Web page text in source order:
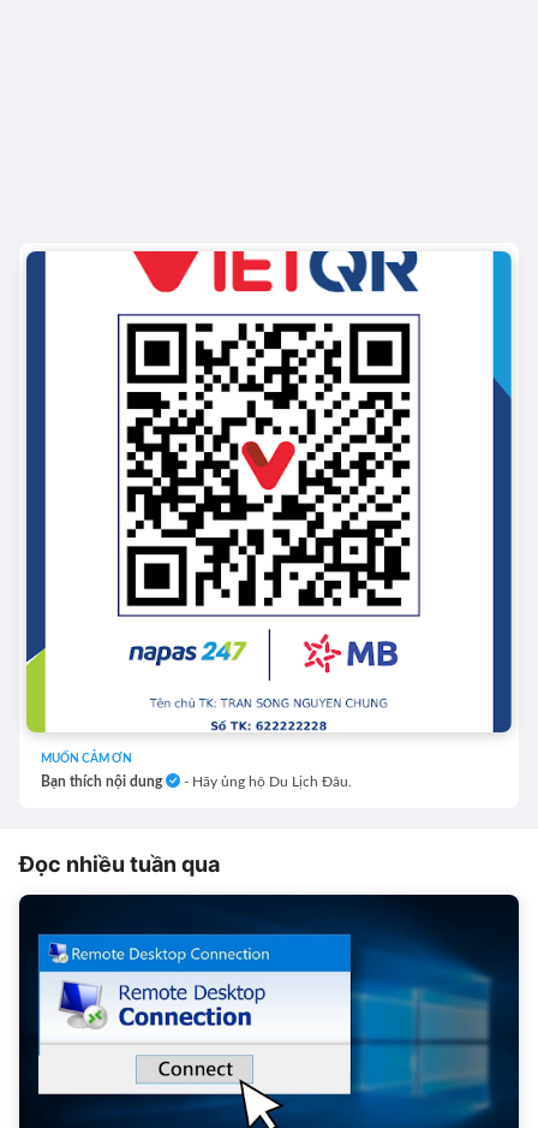
MUỐN CẢM ƠN
Bạn thích nội dung - Hãy ủng hộ Du Lịch Đâu.
Đọc nhiều tuần qua